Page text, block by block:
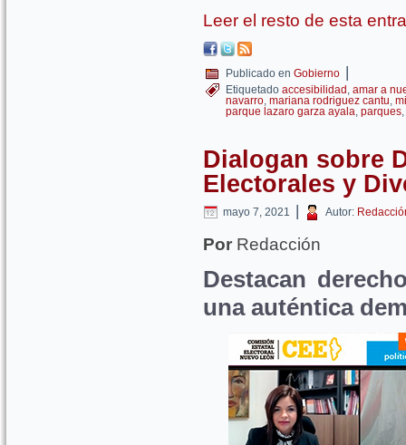
Leer el resto de esta
Publicado en Gobierno |
Etiquetado accesibilidad , amar a
navarro, mariana rodriguez cantu,
parque lazaro garza ayala, parques,
Dialogan sobre
Electorales y
mayo 7, 2021 | Autor:
Por Redacción
Destacan
una auténtica